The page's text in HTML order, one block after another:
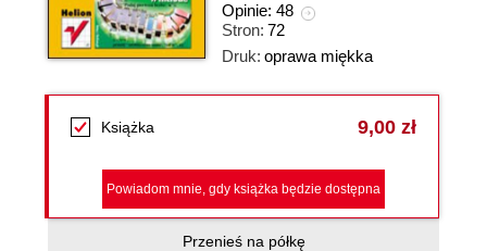
Opinie: 48
Stron: 72
Druk: oprawa miękka
Książka 9,00 zł
Powiadom mnie, gdy książka będzie dostępna
Przenieś na półkę